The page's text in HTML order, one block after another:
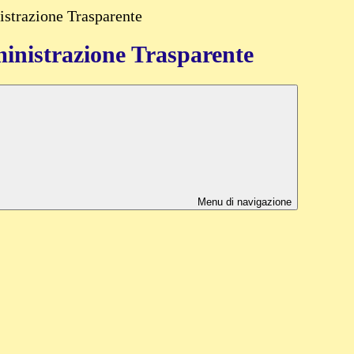
Trasparente
Trasparente
Menu di navigazione